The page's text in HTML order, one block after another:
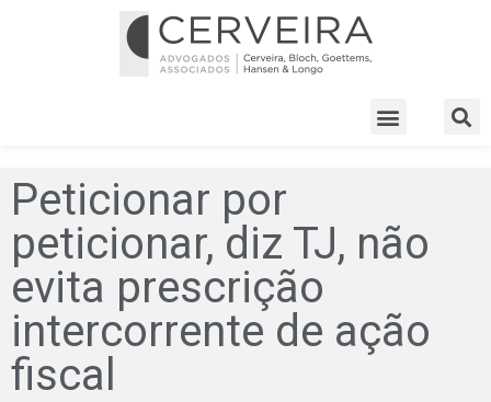
Peticionar por
peticionar, diz TJ, não
evita prescrição
intercorrente de ação
fiscal